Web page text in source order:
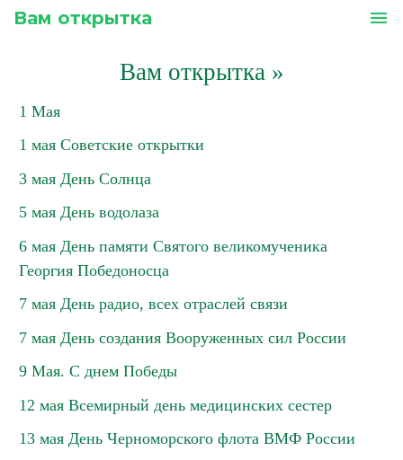
Вам открытка menu
Вам открытка»
1 Мая
1 мая Советские открытки
3 мая День Солнца
5 мая День водолаза
6 мая День памяти Святого великомученика
Георгия Победоносца
7 мая День радио, всех отраслей связи
7 мая День создания Вооруженных сил России
9 Мая. С днем Победы
12 мая Всемирный день медицинских сестер
13 мая День Черноморского флота ВМФ России